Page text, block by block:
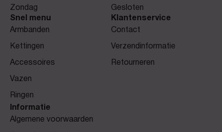
Zondag
Gesloten
Snel menu
Armbanden
Kettingen
Accessoires
Vazen
Ringen
Klantenservice
Contact
Verzendinformatie
Retourneren
Informatie
Algemene voorwaarden